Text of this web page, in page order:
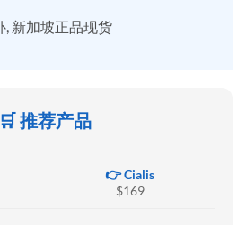
, 新加坡正品现货
🛒 推荐产品
👉 Cialis
$169